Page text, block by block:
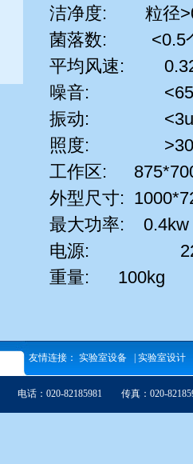
洁净度: 粒径
菌落数: <0.5
平均风速: 0.32-
噪音:
振动:
照度:
工作区:
外型尺寸:
最大功率:
电源:
重量:
友情连接： 实验室设备| 实验室设计
号 电话：020-82185981 传真：020-